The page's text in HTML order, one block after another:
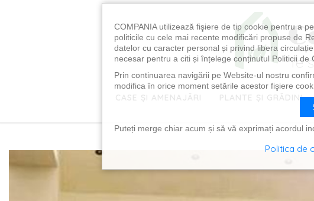
CASE ȘI AMENAJĂRI PLANTE ȘI GRĂDINI
COMPANIA utilizează fişiere de tip cookie pentru a
politicile cu cele mai recente modificări propuse de
datelor cu caracter personal și privind libera
necesar pentru a citi și înțelege conținutul Politicii de
Prin continuarea navigării pe Website-ul nostru
modifica în orice moment setările acestor fişiere
Puteți merge chiar acum și să vă exprimați acordul
Politica de